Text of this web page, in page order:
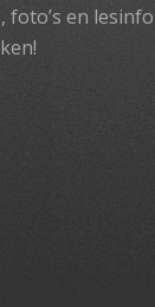
foto’s en